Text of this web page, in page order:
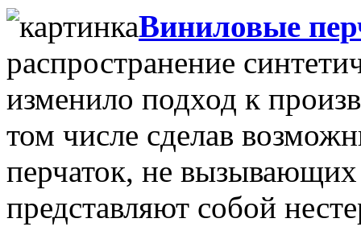
Виниловые
распространение
изменило подход к
том числе сделав
перчаток, не вызывающих
представляют собой